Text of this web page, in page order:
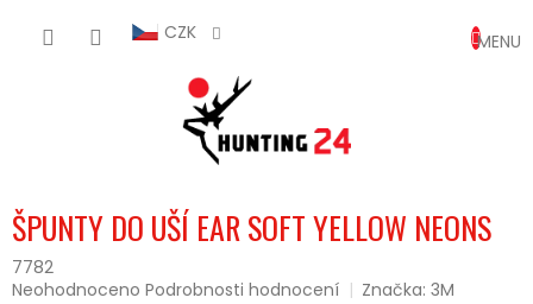
CZK
KOŠÍK
ŠPUNTY DO UŠÍ EAR SOFT YELLOW NEONS
7782
Průměrné
Neohodnoceno Podrobnosti hodnocení Značka:3M